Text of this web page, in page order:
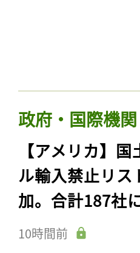
政府・国際機
【アメリカ】
ル輸入禁止リス
加。合計187社
10時間前